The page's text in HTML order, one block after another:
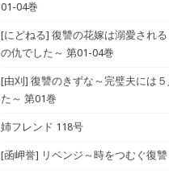
01-04巻
[にどねる] 復讐の花嫁は溺愛され
の仇でした～ 第01-04巻
[由刈] 復讐のきずな～完璧夫には
た～ 第01巻
姉フレンド 118号
[函岬誉] リベンジ～時をつむぐ復